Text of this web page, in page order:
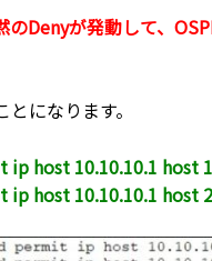
Denyが発動して、
になります。
host 10.10.10.1 host
host 10.10.10.1 host